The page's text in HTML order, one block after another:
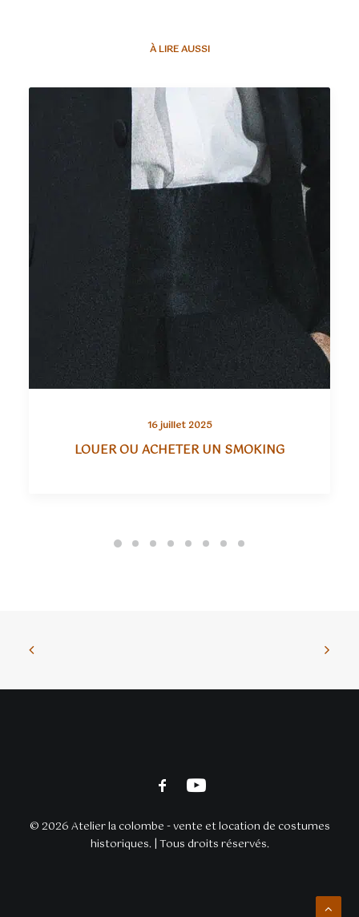
À LIRE AUSSI
16 juillet 2025
LOUER OU ACHETER UN SMOKING
© 2026 Atelier la colombe - vente et location de costumes
historiques. | Tous droits réservés.